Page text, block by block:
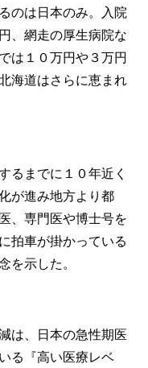
のは日本のみ。入院
、網走の厚生病院な
は１０万円や３万円
海道はさらに恵まれ
るまでに１０年近く
が進み地方より都
、専門医や博士号を
拍車が掛かっている
を示した。
は、日本の急性期医
る『高い医療レベ